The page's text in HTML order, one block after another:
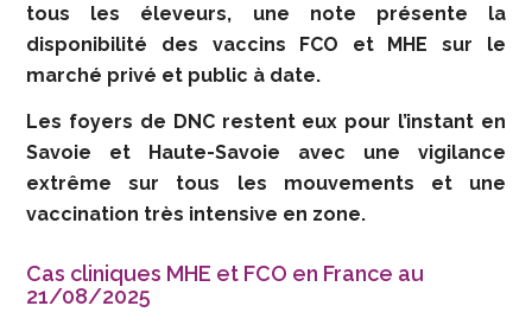
tous les éleveurs, une note présente la
disponibilité des vaccins FCO et MHE sur le
marché privé et public à date.
Les foyers de DNC restent eux pour l’instant en
Savoie et Haute-Savoie avec une vigilance
extrême sur tous les mouvements et une
vaccination très intensive en zone.
Cas cliniques MHE et FCO en France au
21/08/2025